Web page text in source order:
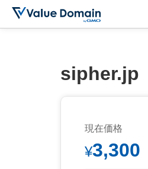
sipher.jp
現在価格
¥3,300